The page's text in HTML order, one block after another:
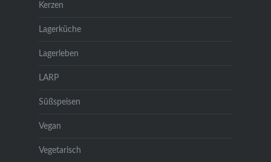
Kerzen
Lagerküche
Lagerleben
LARP
Süßspeisen
Vegan
Vegetarisch